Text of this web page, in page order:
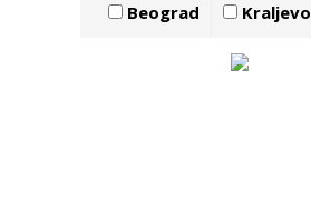
Beograd Kraljevo